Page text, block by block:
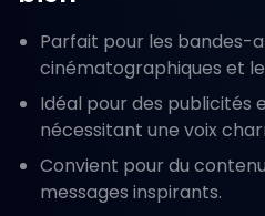
Parfait pour les bandes-
cinématographiques et
Idéal pour des publicités
nécessitant une voix
Convient pour du
messages inspirants.